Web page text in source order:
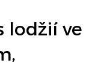
lodžií ve